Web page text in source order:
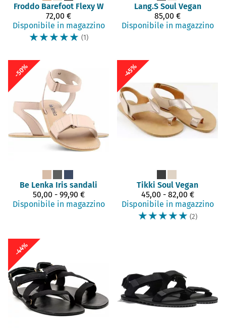
Froddo Barefoot Flexy W
72,00 €
Disponibile in magazzino
☆☆☆☆☆ (1)
Lang.S Soul Vegan
85,00 €
Disponibile in magazzino
-50%
Be Lenka Iris sandali
50,00 - 99,90 €
Disponibile in magazzino
-45%
Tikki Soul Vegan
45,00 - 82,00 €
Disponibile in magazzino
☆☆☆☆☆ (2)
-44%